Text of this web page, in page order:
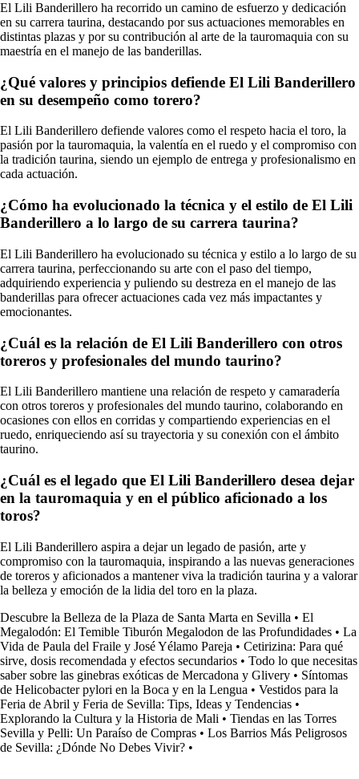
El Lili Banderillero ha recorrido un camino de esfuerzo y dedicación
en su carrera taurina, destacando por sus actuaciones memorables en
distintas plazas y por su contribución al arte de la tauromaquia con su
maestría en el manejo de las banderillas.
¿Qué valores y principios defiende El Lili Banderillero
en su desempeño como torero?
El Lili Banderillero defiende valores como el respeto hacia el toro, la
pasión por la tauromaquia, la valentía en el ruedo y el compromiso con
la tradición taurina, siendo un ejemplo de entrega y profesionalismo en
cada actuación.
¿Cómo ha evolucionado la técnica y el estilo de El Lili
Banderillero a lo largo de su carrera taurina?
El Lili Banderillero ha evolucionado su técnica y estilo a lo largo de su
carrera taurina, perfeccionando su arte con el paso del tiempo,
adquiriendo experiencia y puliendo su destreza en el manejo de las
banderillas para ofrecer actuaciones cada vez más impactantes y
emocionantes.
¿Cuál es la relación de El Lili Banderillero con otros
toreros y profesionales del mundo taurino?
El Lili Banderillero mantiene una relación de respeto y camaradería
con otros toreros y profesionales del mundo taurino, colaborando en
ocasiones con ellos en corridas y compartiendo experiencias en el
ruedo, enriqueciendo así su trayectoria y su conexión con el ámbito
taurino.
¿Cuál es el legado que El Lili Banderillero desea dejar
en la tauromaquia y en el público aficionado a los
toros?
El Lili Banderillero aspira a dejar un legado de pasión, arte y
compromiso con la tauromaquia, inspirando a las nuevas generaciones
de toreros y aficionados a mantener viva la tradición taurina y a valorar
la belleza y emoción de la lidia del toro en la plaza.
Descubre la Belleza de la Plaza de Santa Marta en Sevilla • El
Megalodón: El Temible Tiburón Megalodon de las Profundidades • La
Vida de Paula del Fraile y José Yélamo Pareja • Cetirizina: Para qué
sirve, dosis recomendada y efectos secundarios • Todo lo que necesitas
saber sobre las ginebras exóticas de Mercadona y Glivery • Síntomas
de Helicobacter pylori en la Boca y en la Lengua • Vestidos para la
Feria de Abril y Feria de Sevilla: Tips, Ideas y Tendencias •
Explorando la Cultura y la Historia de Mali • Tiendas en las Torres
Sevilla y Pelli: Un Paraíso de Compras • Los Barrios Más Peligrosos
de Sevilla: ¿Dónde No Debes Vivir? •